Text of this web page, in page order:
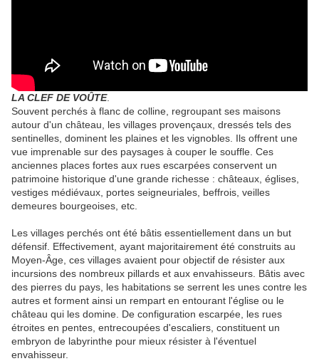
LA CLEF DE VOÛTE.
Souvent perchés à flanc de colline, regroupant ses maisons
autour d'un château, les villages provençaux, dressés tels des
sentinelles, dominent les plaines et les vignobles. Ils offrent une
vue imprenable sur des paysages à couper le souffle. Ces
anciennes places fortes aux rues escarpées conservent un
patrimoine historique d'une grande richesse : châteaux, églises,
vestiges médiévaux, portes seigneuriales, beffrois, veilles
demeures bourgeoises, etc.
Les villages perchés ont été bâtis essentiellement dans un but
défensif. Effectivement, ayant majoritairement été construits au
Moyen-Âge, ces villages avaient pour objectif de résister aux
incursions des nombreux pillards et aux envahisseurs. Bâtis avec
des pierres du pays, les habitations se serrent les unes contre les
autres et forment ainsi un rempart en entourant l'église ou le
château qui les domine. De configuration escarpée, les rues
étroites en pentes, entrecoupées d'escaliers, constituent un
embryon de labyrinthe pour mieux résister à l'éventuel
envahisseur.